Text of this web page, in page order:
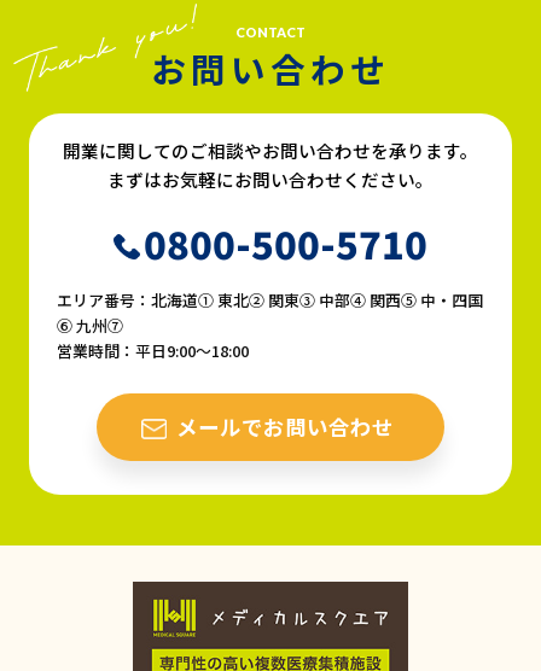
CONTACT
お問い合わせ
開業に関してのご相談やお問い合わせを承ります。
まずはお気軽にお問い合わせください。
0800-500-5710
エリア番号：北海道① 東北② 関東③ 中部④ 関西⑤ 中・四国
⑥ 九州⑦
営業時間：平日9:00〜18:00
メールでお問い合わせ